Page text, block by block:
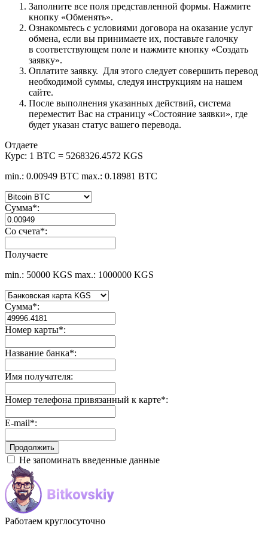
Заполните все поля представленной формы. Нажмите
кнопку «Обменять».
Ознакомьтесь с условиями договора на оказание услуг
обмена, если вы принимаете их, поставьте галочку
в соответствующем поле и нажмите кнопку «Создать
заявку».
Оплатите заявку. Для этого следует совершить перевод
необходимой суммы, следуя инструкциям на нашем
сайте.
После выполнения указанных действий, система
переместит Вас на страницу «Состояние заявки», где
будет указан статус вашего перевода.
Отдаете
Курс: 1 BTC = 5268326.4572 KGS
min.: 0.00949 BTC max.: 0.18981 BTC
Сумма*:
Со счета*:
Получаете
min.: 50000 KGS max.: 1000000 KGS
Сумма*:
Номер карты*:
Название банка*:
Имя получателя:
Номер телефона привязанный к карте*:
E-mail*:
Не запоминать введенные данные
Работаем круглосуточно